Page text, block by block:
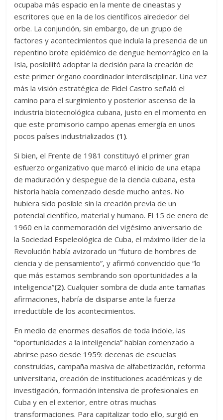
ocupaba más espacio en la mente de cineastas y
escritores que en la de los científicos alrededor del
orbe. La conjunción, sin embargo, de un grupo de
factores y acontecimientos que incluía la presencia de un
repentino brote epidémico de dengue hemorrágico en la
Isla, posibilitó adoptar la decisión para la creación de
este primer órgano coordinador interdisciplinar. Una vez
más la visión estratégica de Fidel Castro señaló el
camino para el surgimiento y posterior ascenso de la
industria biotecnológica cubana, justo en el momento en
que este promisorio campo apenas emergía en unos
pocos países industrializados (1).
Si bien, el Frente de 1981 constituyó el primer gran
esfuerzo organizativo que marcó el inicio de una etapa
de maduración y despegue de la ciencia cubana, esta
historia había comenzado desde mucho antes. No
hubiera sido posible sin la creación previa de un
potencial científico, material y humano. El 15 de enero de
1960 en la conmemoración del vigésimo aniversario de
la Sociedad Espeleológica de Cuba, el máximo líder de la
Revolución había avizorado un “futuro de hombres de
ciencia y de pensamiento”, y afirmó convencido que “lo
que más estamos sembrando son oportunidades a la
inteligencia”(2). Cualquier sombra de duda ante tamañas
afirmaciones, habría de disiparse ante la fuerza
irreductible de los acontecimientos.
En medio de enormes desafíos de toda índole, las
“oportunidades a la inteligencia” habían comenzado a
abrirse paso desde 1959: decenas de escuelas
construidas, campaña masiva de alfabetización, reforma
universitaria, creación de instituciones académicas y de
investigación, formación intensiva de profesionales en
Cuba y en el exterior, entre otras muchas
transformaciones. Para capitalizar todo ello, surgió en